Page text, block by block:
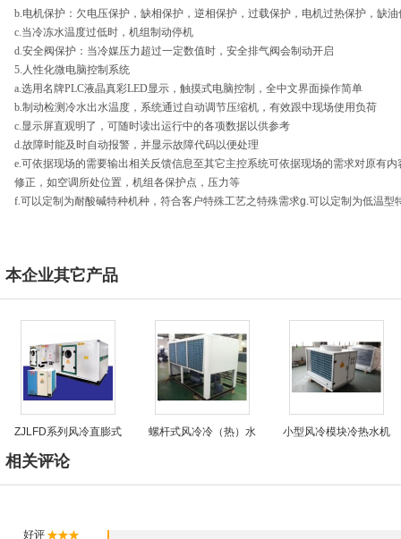
b.电机保护：欠电压保护，缺相保护，逆相保护，过载保护，电机过热保护，缺
c.当冷冻水温度过低时，机组制动停机
d.安全阀保护：当冷媒压力超过一定数值时，安全排气阀会制动开启
5. 人性化微电脑控制系统
a.选用名牌PLC液晶真彩LED显示，触摸式电脑控制，全中文界面操作简单
b.制动检测冷水出水温度，系统通过自动调节压缩机，有效跟中现场使用负荷
c.显示屏直观明了，可随时读出运行中的各项数据以供参考
d.故障时能及时自动报警，并显示故障代码以便处理
e.可依据现场的需要输出相关反馈信息至其它主控系统可依据现场的需求对原有内
修正，如空调所处位置，机组各保护点，压力等
f.可以定制为耐酸碱特种机种，符合客户特殊工艺之特殊需求g.可以定制为低温型
本企业其它产品
ZJLFD系列风冷直膨式 螺杆式风冷冷（热）水 小型风冷模块冷热水机
相关评论